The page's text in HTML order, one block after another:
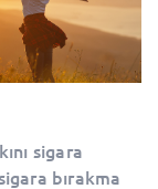
sigara
bırakma